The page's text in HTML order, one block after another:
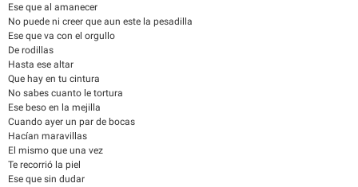
Ese que al amanecer
No puede ni creer que aun este la pesadilla
Ese que va con el orgullo
De rodillas
Hasta ese altar
Que hay en tu cintura
No sabes cuanto le tortura
Ese beso en la mejilla
Cuando ayer un par de bocas
Hacían maravillas
El mismo que una vez
Te recorrió la piel
Ese que sin dudar